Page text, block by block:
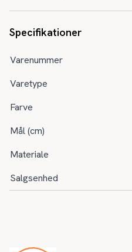
Specifikationer
Varenummer
Varetype
Farve
Mål (cm)
Materiale
Salgsenhed